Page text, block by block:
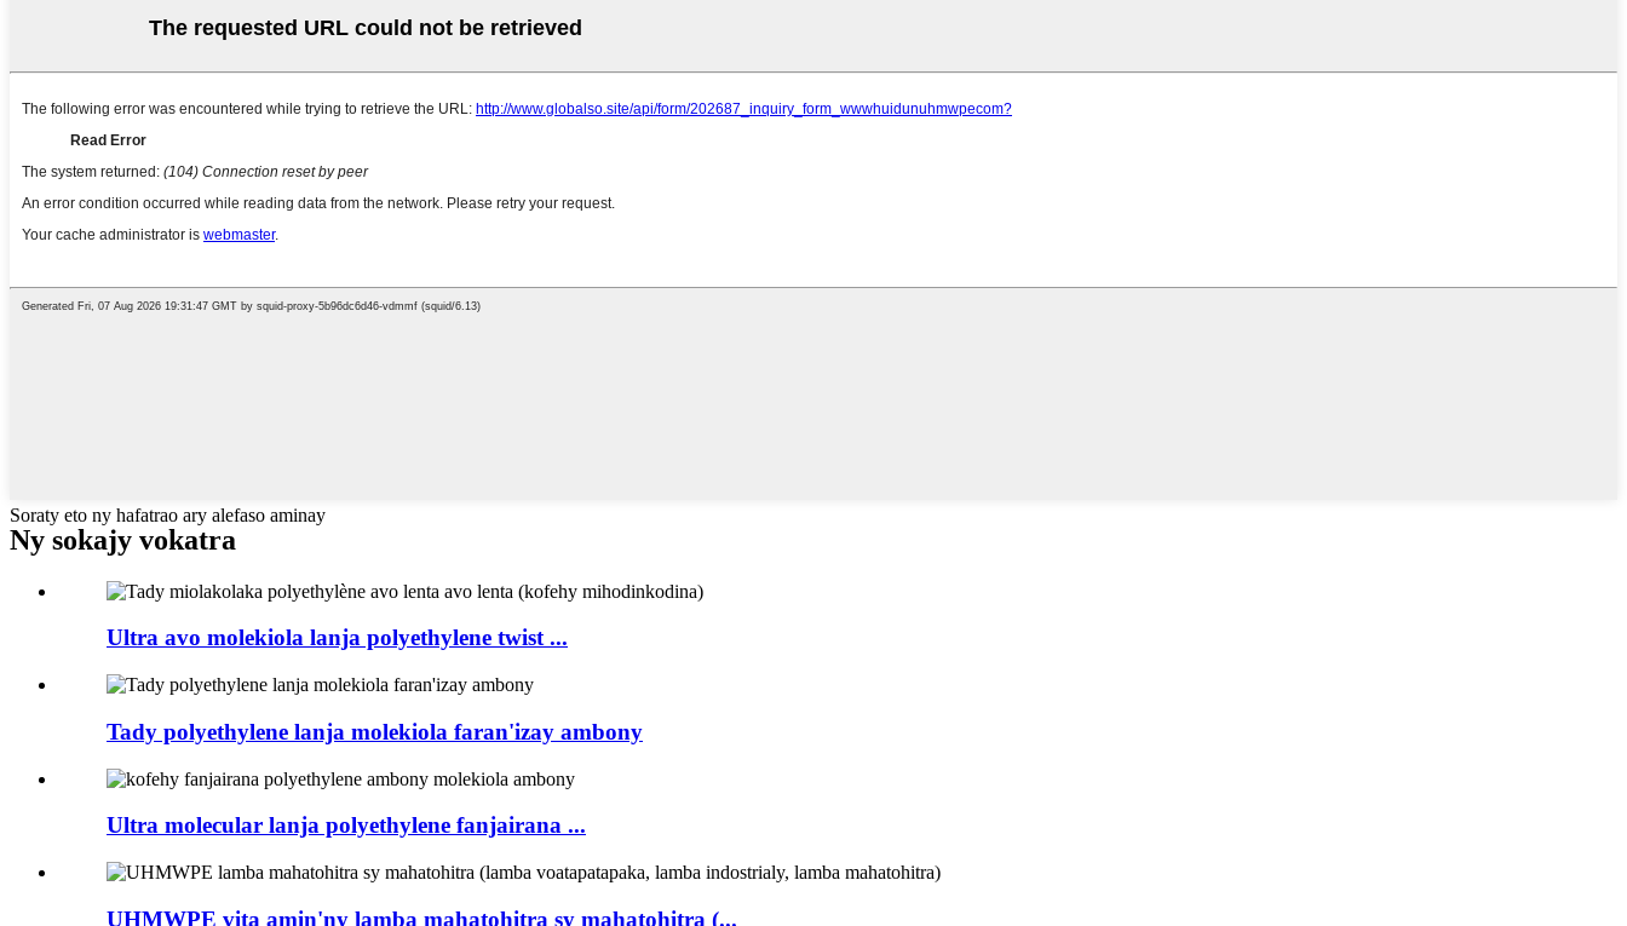
Soraty eto ny hafatrao ary alefaso aminay
Ny sokajy vokatra
Ultra avo molekiola lanja polyethylene twist ...
Tady polyethylene lanja molekiola faran'izay ambony
Ultra molecular lanja polyethylene fanjairana ...
UHMWPE vita amin'ny lamba mahatohitra sy mahatohitra (...